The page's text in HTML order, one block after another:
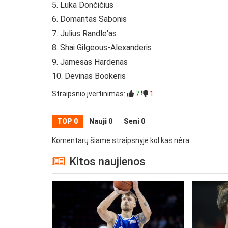
5. Luka Dončičius
6. Domantas Sabonis
7. Julius Randle'as
8. Shai Gilgeous-Alexanderis
9. Jamesas Hardenas
10. Devinas Bookeris
Straipsnio įvertinimas: 7 1
TOP 0 Nauji 0 Seni 0
Komentarų šiame straipsnyje kol kas nėra...
Kitos naujienos